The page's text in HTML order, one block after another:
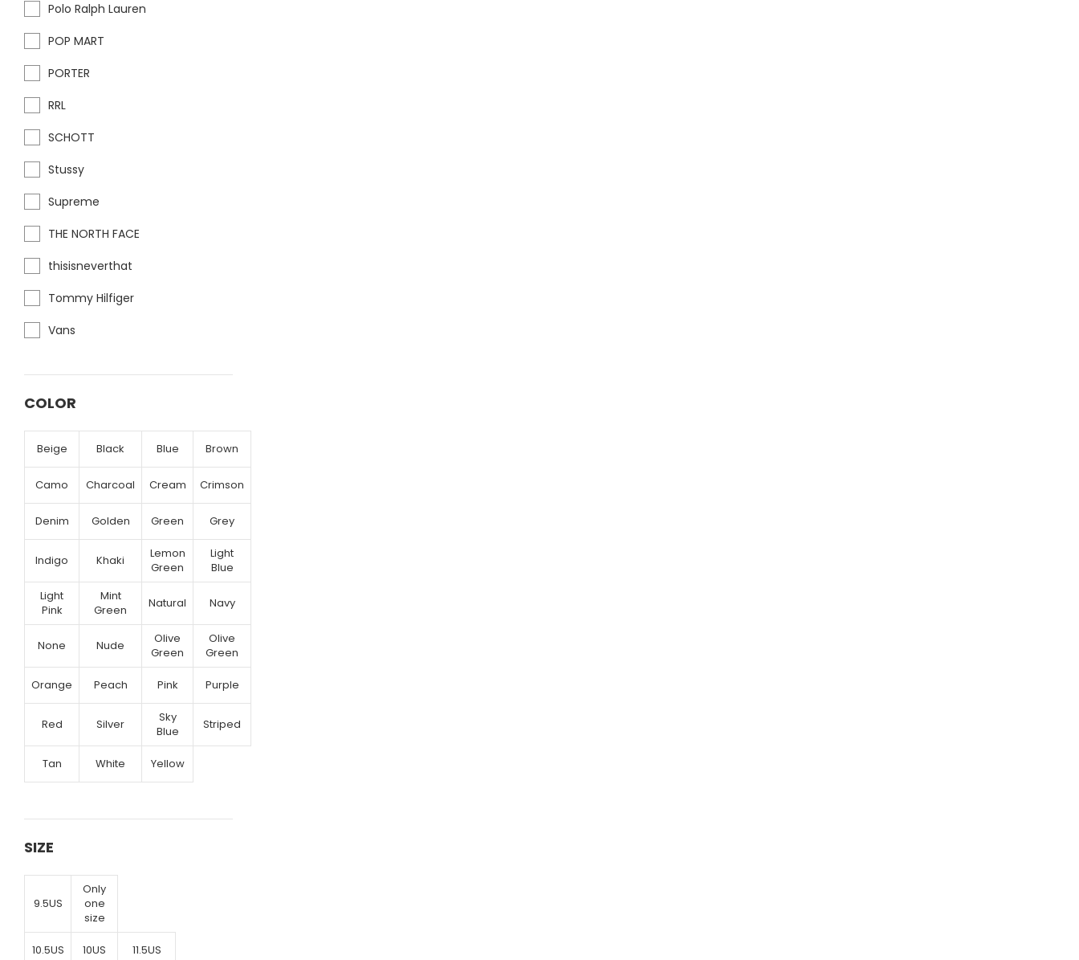
Polo Ralph Lauren
POP MART
PORTER
RRL
SCHOTT
Stussy
Supreme
THE NORTH FACE
thisisneverthat
Tommy Hilfiger
Vans
COLOR
Beige Black Blue Brown
Camo Charcoal Cream Crimson
Denim Golden Green Grey
Indigo Khaki
Lemon
Green
Light
Blue
Light
Pink
Mint
Green
Natural Navy
None Nude
Olive
Green
Olive
Green
Orange Peach Pink Purple
Red Silver
Sky
Blue
Striped
Tan White Yellow
SIZE
9.5US
Only
one
size
10.5US 10US 11.5US